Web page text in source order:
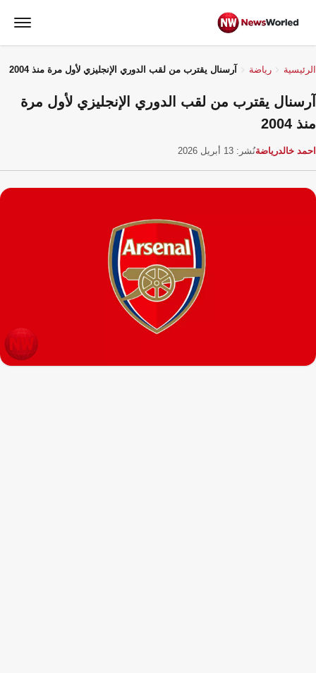
الرئيسية رياضة آرسنال يقترب من لقب الدوري الإنجليزي لأول مرة منذ 2004
آرسنال يقترب من لقب الدوري الإنجليزي لأول مرة
منذ 2004
احمد خالدرياضةنُشر: 13 أبريل 2026